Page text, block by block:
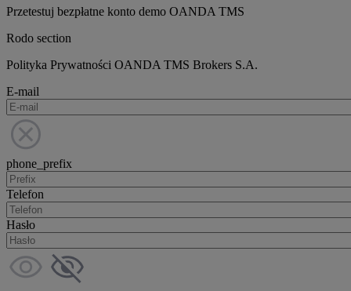
Przetestuj bezpłatne konto demo OANDA TMS
Rodo section
Polityka Prywatności OANDA TMS Brokers S.A.
E-mail
phone_prefix
Telefon
Hasło